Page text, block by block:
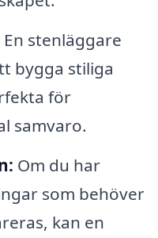
En stenläggare
bygga stiliga
för
samvaro.
Om du har
som behöver
kan en